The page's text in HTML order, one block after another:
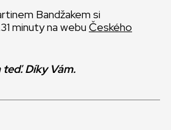
Bandžakem si
minuty na webu Českého
Díky Vám.